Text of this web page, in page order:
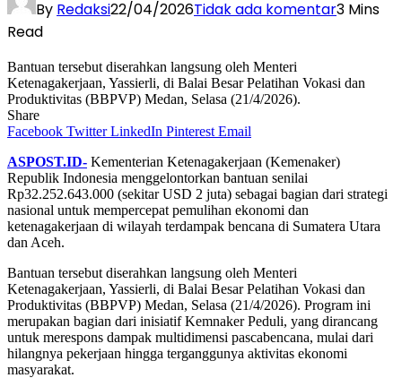
By Redaksi22/04/2026Tidak ada komentar3 Mins
Read
Bantuan tersebut diserahkan langsung oleh Menteri
Ketenagakerjaan, Yassierli, di Balai Besar Pelatihan Vokasi dan
Produktivitas (BBPVP) Medan, Selasa (21/4/2026).
Share
Facebook Twitter LinkedIn Pinterest Email
ASPOST.ID- Kementerian Ketenagakerjaan (Kemenaker)
Republik Indonesia menggelontorkan bantuan senilai
Rp32.252.643.000 (sekitar USD 2 juta) sebagai bagian dari strategi
nasional untuk mempercepat pemulihan ekonomi dan
ketenagakerjaan di wilayah terdampak bencana di Sumatera Utara
dan Aceh.
Bantuan tersebut diserahkan langsung oleh Menteri
Ketenagakerjaan, Yassierli, di Balai Besar Pelatihan Vokasi dan
Produktivitas (BBPVP) Medan, Selasa (21/4/2026). Program ini
merupakan bagian dari inisiatif Kemnaker Peduli, yang dirancang
untuk merespons dampak multidimensi pascabencana, mulai dari
hilangnya pekerjaan hingga terganggunya aktivitas ekonomi
masyarakat.